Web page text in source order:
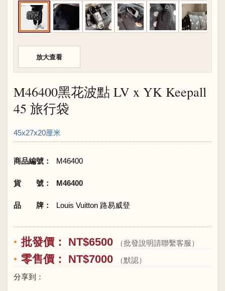
放大查看
M46400黑花波點 LV x YK Keepall
45 旅行袋
45x27x20厘米
商品編號： M46400
貨 號： M46400
品 牌： Louis Vuitton 路易威登
批發價： NT$6500 （批發說明請聯繫客服）
零售價： NT$7000
（默認）
分享到：